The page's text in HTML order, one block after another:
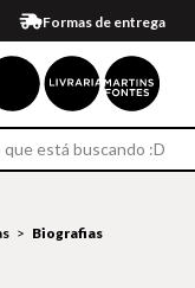
Formas de entrega
Compra 100% segura
Em até 4x sem juros no cartão*
Retire na loja
Eventos
Biografias